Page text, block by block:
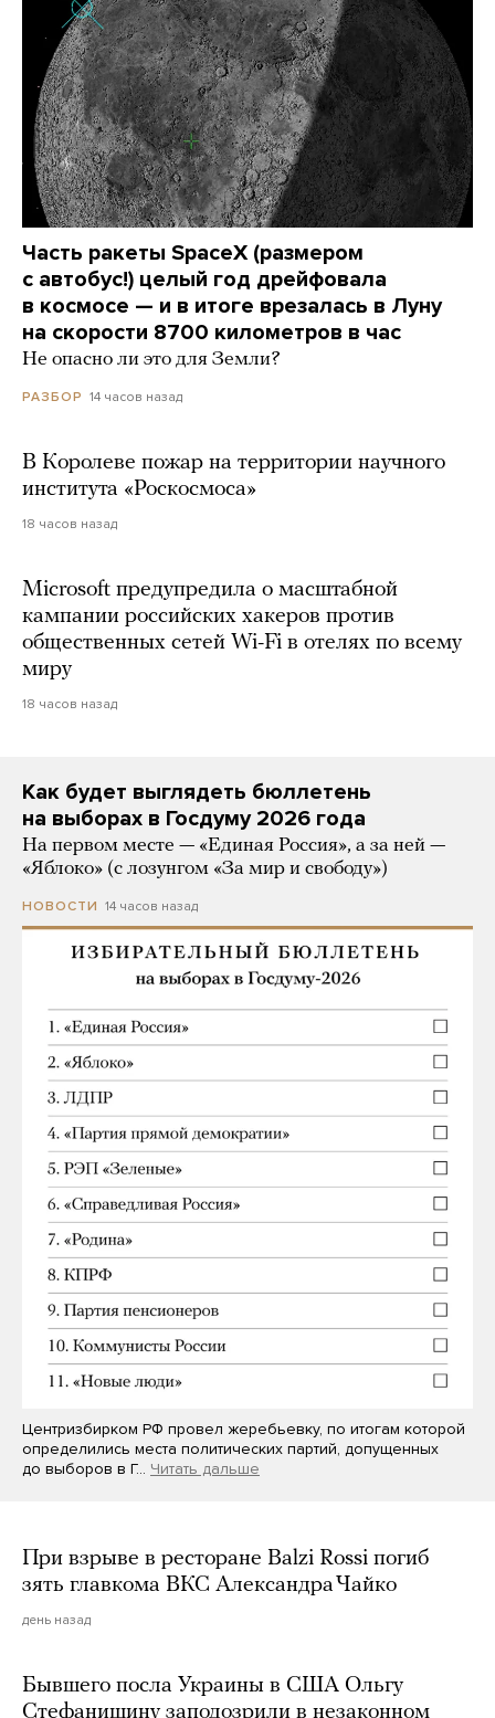
Часть ракеты SpaceX (размером
с автобус!) целый год дрейфовала
в космосе — и в итоге врезалась в Луну
на скорости 8700 километров в час
Не опасно ли это для Земли?
РАЗБОР 14 часов назад
В Королеве пожар на территории научного
института «Роскосмоса»
18 часов назад
Microsoft предупредила о масштабной
кампании российских хакеров против
общественных сетей Wi-Fi в отелях по всему
миру
18 часов назад
Как будет выглядеть бюллетень
на выборах в Госдуму 2026 года
На первом месте — «Единая Россия», а за ней —
«Яблоко» (с лозунгом «За мир и свободу»)
НОВОСТИ 14 часов назад
Центризбирком РФ провел жеребьевку, по итогам которой
определились места политических партий, допущенных
до выборов в Г… Читать дальше
При взрыве в ресторане Balzi Rossi погиб
зять главкома ВКС Александра Чайко
день назад
Бывшего посла Украины в США Ольгу
Стефанишину заподозрили в незаконном